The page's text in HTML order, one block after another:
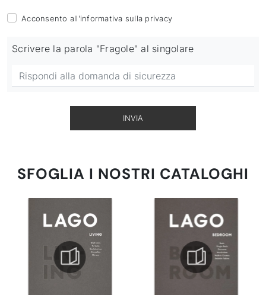
SFOGLIA I NOSTRI CATALOGHI
Acconsento all'informativa sulla privacy
Scrivere la parola "Fragole" al singolare
INVIA